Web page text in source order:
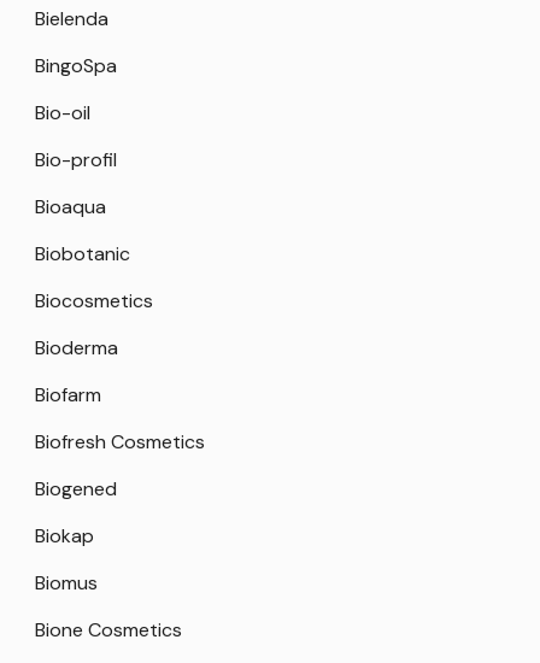
Bielenda
BingoSpa
Bio-oil
Bio-profil
Bioaqua
Biobotanic
Biocosmetics
Bioderma
Biofarm
Biofresh Cosmetics
Biogened
Biokap
Biomus
Bione Cosmetics